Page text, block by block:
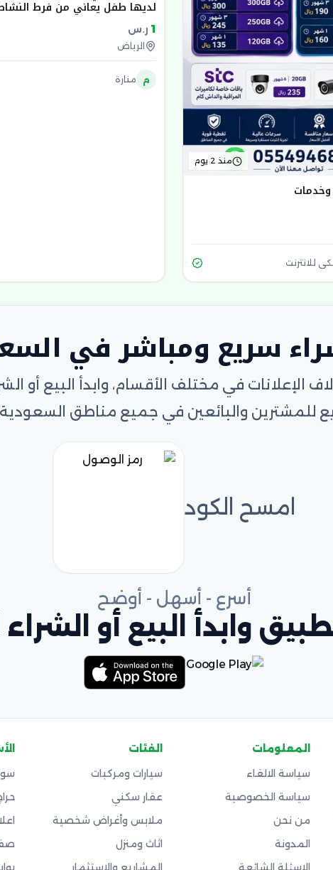
منذ 2 يوم
وخدمات
للانترنت
لديها طفل يعاني من فرط
1 ر.س
الرياض
م منارة
سريع ومباشر في
الإعلانات في مختلف الأقسام، وابدأ البيع أو
للمشترين والبائعين في جميع مناطق
امسح الكود
أسرع - أسهل - أوضح
وابدأ البيع أو الشراء
المعلومات
سياسة الالغاء
سياسة الخصوصية
من نحن
المدونة
الاسئلة الشائعة
الفئات
سيارات ومركبات
عقار سكني
ملابس وأغراض شخصية
اثاث ومنزل
المشاريع والاستثمار